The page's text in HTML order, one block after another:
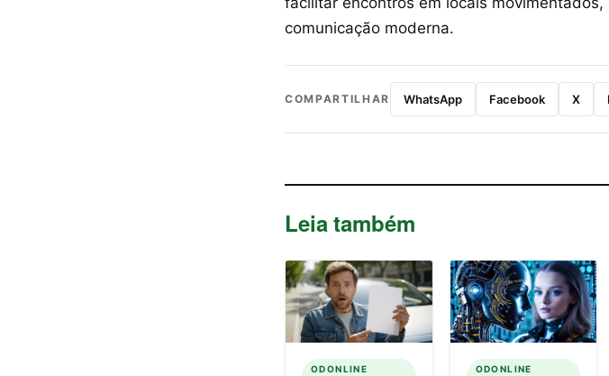
comunicação moderna.
COMPARTILHAR WhatsApp Facebook X
Leia também
ODONLINE
ODONLINE